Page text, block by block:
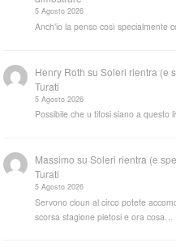
5 Agosto 2026
Anch'io la penso così specialmente
Henry Roth suSoleri rientra (e
Turati
5 Agosto 2026
Possibile che u tifosi siano a questo
Massimo suSoleri rientra (e
Turati
5 Agosto 2026
Servono cloun al circo potete
scorsa stagione pietosi e ora cosa…